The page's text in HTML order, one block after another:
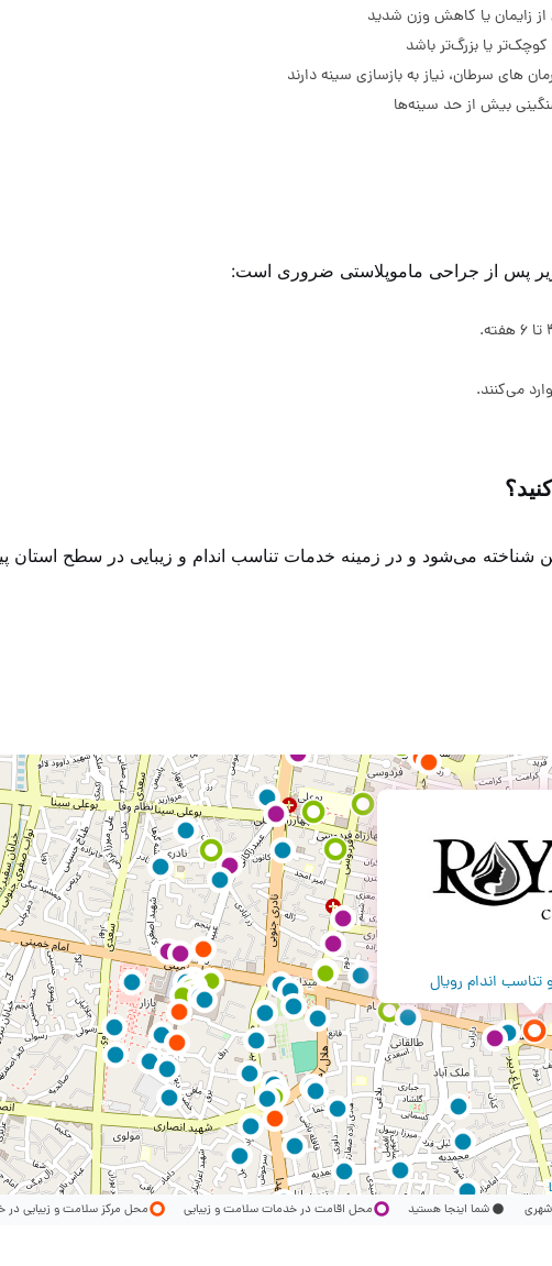
یا بزرگ‌تر باشد
های سرطان، نیاز به بازسازی سینه دارند
بیش از حد سینه‌ها
پس از جراحی ماموپلاستی ضروری است:
می‌کنند.
شناخته می‌شود و در زمینه خدمات تناسب اندام و زیبایی در سطح
تناسب اندام رویال
شما اینجا هستید محل اقامت در خدمات سلامت و زیبایی محل مرکز سلامت و زیبایی